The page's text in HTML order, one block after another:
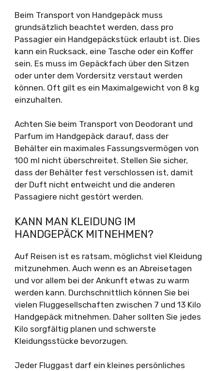
Beim Transport von Handgepäck muss
grundsätzlich beachtet werden, dass pro
Passagier ein Handgepäckstück erlaubt ist. Dies
kann ein Rucksack, eine Tasche oder ein Koffer
sein. Es muss im Gepäckfach über den Sitzen
oder unter dem Vordersitz verstaut werden
können. Oft gilt es ein Maximalgewicht von 8 kg
einzuhalten.
Achten Sie beim Transport von Deodorant und
Parfum im Handgepäck darauf, dass der
Behälter ein maximales Fassungsvermögen von
100 ml nicht überschreitet. Stellen Sie sicher,
dass der Behälter fest verschlossen ist, damit
der Duft nicht entweicht und die anderen
Passagiere nicht gestört werden.
KANN MAN KLEIDUNG IM
HANDGEPÄCK MITNEHMEN?
Auf Reisen ist es ratsam, möglichst viel Kleidung
mitzunehmen. Auch wenn es an Abreisetagen
und vor allem bei der Ankunft etwas zu warm
werden kann. Durchschnittlich können Sie bei
vielen Fluggesellschaften zwischen 7 und 13 Kilo
Handgepäck mitnehmen. Daher sollten Sie jedes
Kilo sorgfältig planen und schwerste
Kleidungsstücke bevorzugen.
Jeder Fluggast darf ein kleines persönliches